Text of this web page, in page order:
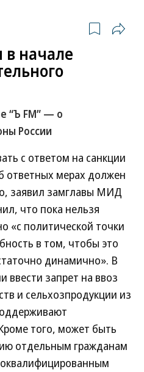
начале
“Ъ FM” — о
России
с ответом на санкции
мерах должен
заявил замглавы МИД
что пока нельзя
«с политической точки
в том, чтобы это
динамично». В
ввести запрет на ввоз
и сельхозпродукции из
того, может быть
отдельным гражданам